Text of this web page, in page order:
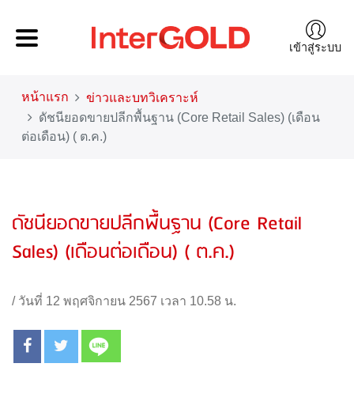
เข้าสู่ระบบ
หน้าแรก
ข่าวและบทวิเคราะห์
ดัชนียอดขายปลีกพื้นฐาน (Core Retail Sales) (เดือน
ต่อเดือน) ( ต.ค.)
ดัชนียอดขายปลีกพื้นฐาน (Core Retail
Sales) (เดือนต่อเดือน) ( ต.ค.)
/ วันที่ 12 พฤศจิกายน 2567 เวลา 10.58 น.